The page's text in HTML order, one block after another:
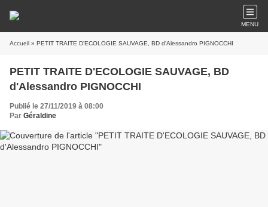
MENU
Accueil » PETIT TRAITE D'ECOLOGIE SAUVAGE, BD d'Alessandro PIGNOCCHI
PETIT TRAITE D'ECOLOGIE SAUVAGE, BD
d'Alessandro PIGNOCCHI
Publié le 27/11/2019 à 08:00
Par Géraldine